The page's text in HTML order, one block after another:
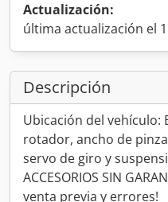
Actualización:
última actualización el
Descripción
Ubicación del vehículo:
rotador, ancho de
servo de giro y
ACCESORIOS SIN
venta previa y errores!